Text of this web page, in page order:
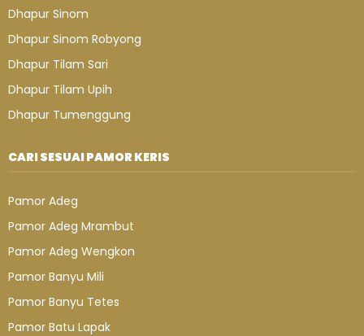
Dhapur Sinom
Dhapur Sinom Robyong
Dhapur Tilam Sari
Dhapur Tilam Upih
Dhapur Tumenggung
CARI SESUAI PAMOR KERIS
Pamor Adeg
Pamor Adeg Mrambut
Pamor Adeg Wengkon
Pamor Banyu Mili
Pamor Banyu Tetes
Pamor Batu Lapak